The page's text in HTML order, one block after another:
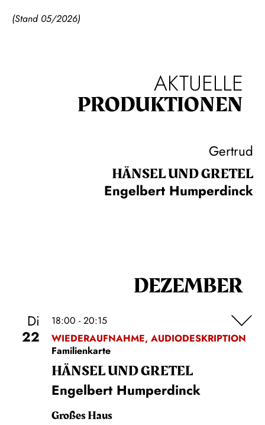
(Stand 05/2026)
AKTUELLE
PRODUKTIONEN
Gertrud
HÄNSEL UND GRETEL
Engelbert Humperdinck
DEZEMBER
Di
22
18:00 - 20:15
WIEDERAUFNAHME, AUDIODESKRIPTION
Familienkarte
HÄNSEL UND GRETEL
Engelbert Humperdinck
Großes Haus